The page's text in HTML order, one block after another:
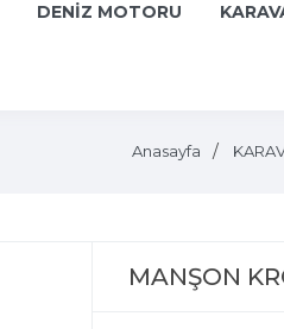
DENİZ MOTORU
Anasayfa
MANŞON